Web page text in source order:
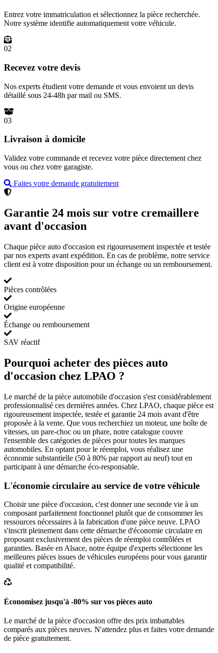
Entrez votre immatriculation et sélectionnez la pièce recherchée.
Notre système identifie automatiquement votre véhicule.
02
Recevez votre devis
Nos experts étudient votre demande et vous envoient un devis
détaillé sous 24-48h par mail ou SMS.
03
Livraison à domicile
Validez votre commande et recevez votre pièce directement chez
vous ou chez votre garagiste.
Faites votre demande gratuitement
Garantie 24 mois sur votre cremaillere
avant d'occasion
Chaque pièce auto d'occasion est rigoureusement inspectée et testée
par nos experts avant expédition. En cas de problème, notre service
client est à votre disposition pour un échange ou un remboursement.
Pièces contrôlées
Origine européenne
Échange ou remboursement
SAV réactif
Pourquoi acheter des pièces auto
d'occasion chez LPAO ?
Le marché de la pièce automobile d'occasion s'est considérablement
professionnalisé ces dernières années. Chez LPAO, chaque pièce est
rigoureusement inspectée, testée et garantie 24 mois avant d'être
proposée à la vente. Que vous recherchiez un moteur, une boîte de
vitesses, un pare-choc ou un phare, notre catalogue couvre
l'ensemble des catégories de pièces pour toutes les marques
automobiles. En optant pour le réemploi, vous réalisez une
économie substantielle (50 à 80% par rapport au neuf) tout en
participant à une démarche éco-responsable.
L'économie circulaire au service de votre véhicule
Choisir une pièce d'occasion, c'est donner une seconde vie à un
composant parfaitement fonctionnel plutôt que de consommer les
ressources nécessaires à la fabrication d'une pièce neuve. LPAO
s'inscrit pleinement dans cette démarche d'économie circulaire en
proposant exclusivement des pièces de réemploi contrôlées et
garanties. Basée en Alsace, notre équipe d'experts sélectionne les
meilleures pièces issues de véhicules européens pour vous garantir
qualité et compatibilité.
Économisez jusqu'à -80% sur vos pièces auto
Le marché de la pièce d'occasion offre des prix imbattables
comparés aux pièces neuves. N'attendez plus et faites votre demande
de pièce gratuitement.